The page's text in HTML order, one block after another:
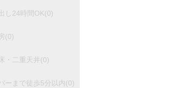
し24時間OK(0)
(0)
・二重天井(0)
ーまで徒歩5分以内(0)